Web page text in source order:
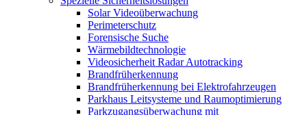
Solar Videoüberwachung
Perimeterschutz
Forensische Suche
Wärmebildtechnologie
Videosicherheit Radar Autotracking​
Brandfrüherkennung
Brandfrüherkennung bei Elektrofahrzeugen
Parkhaus Leitsysteme und Raumoptimierung
Parkzugangsüberwachung mit